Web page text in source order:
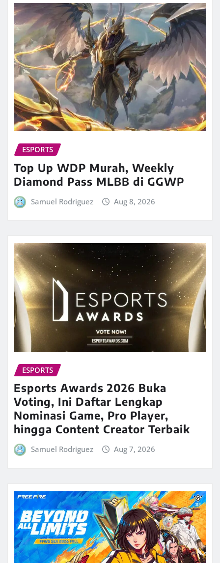
ESPORTS
Top Up WDP Murah, Weekly
Diamond Pass MLBB di GGWP
Samuel Rodriguez Aug 8, 2026
ESPORTS
Esports Awards 2026 Buka
Voting, Ini Daftar Lengkap
Nominasi Game, Pro Player,
hingga Content Creator Terbaik
Samuel Rodriguez Aug 7, 2026